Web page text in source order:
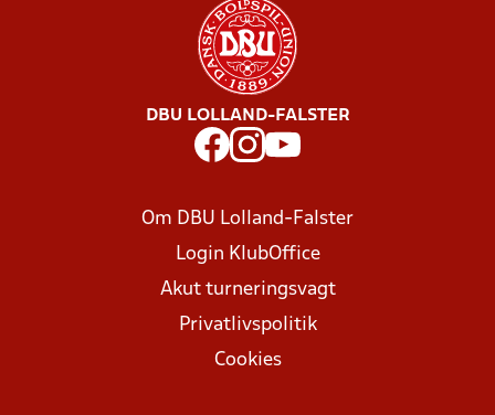
DBU LOLLAND-FALSTER
Om DBU Lolland-Falster
Login KlubOffice
Akut turneringsvagt
Privatlivspolitik
Cookies